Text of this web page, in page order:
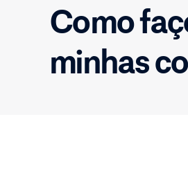
Como
minhas